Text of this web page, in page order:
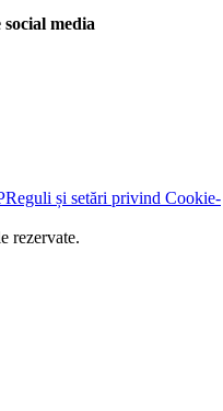
media
Reguli și setări privind Cookie-
rezervate.